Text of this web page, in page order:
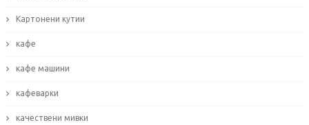
Картонени кутии
кафе
кафе машини
кафеварки
качествени мивки